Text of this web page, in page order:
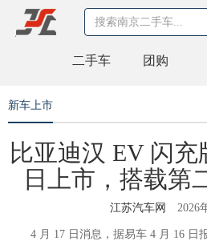
二手车 团购
新车上市
比亚迪汉 EV 闪充
日上市，搭载第
江苏汽车网 2026
4 月 17 日消息，据易车 4 月 16 日